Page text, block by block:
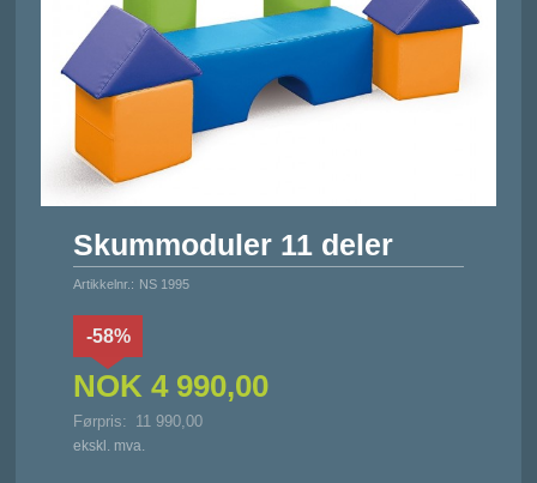
Skummoduler 11 deler
Artikkelnr.: NS 1995
NOK 4 990,00
Førpris: 11 990,00
Rabatt
-58%
ekskl. mva.